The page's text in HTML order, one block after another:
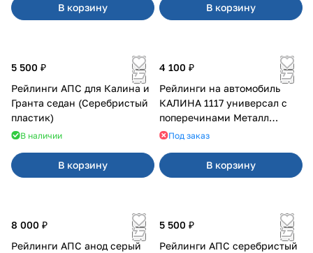
В корзину В корзину
5 500 ₽
Рейлинги АПС для Калина и
Гранта седан (Серебристый
пластик)
В наличии
В корзину
4 100 ₽
Рейлинги на автомобиль
КАЛИНА 1117 универсал с
поперечинами Металл
Дизайн
Под заказ
В корзину
8 000 ₽
Рейлинги АПС анод серый
5 500 ₽
Рейлинги АПС серебристый